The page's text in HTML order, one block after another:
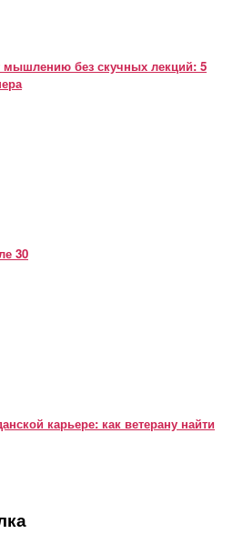
мышлению без скучных лекций: 5
30
карьере: как ветерану найти